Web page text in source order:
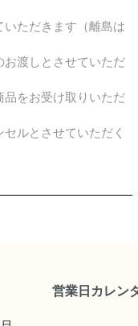
ただきます（離島は
渡しとさせていただ
をお受け取りいただ
ルとさせていただく
営業日カレン